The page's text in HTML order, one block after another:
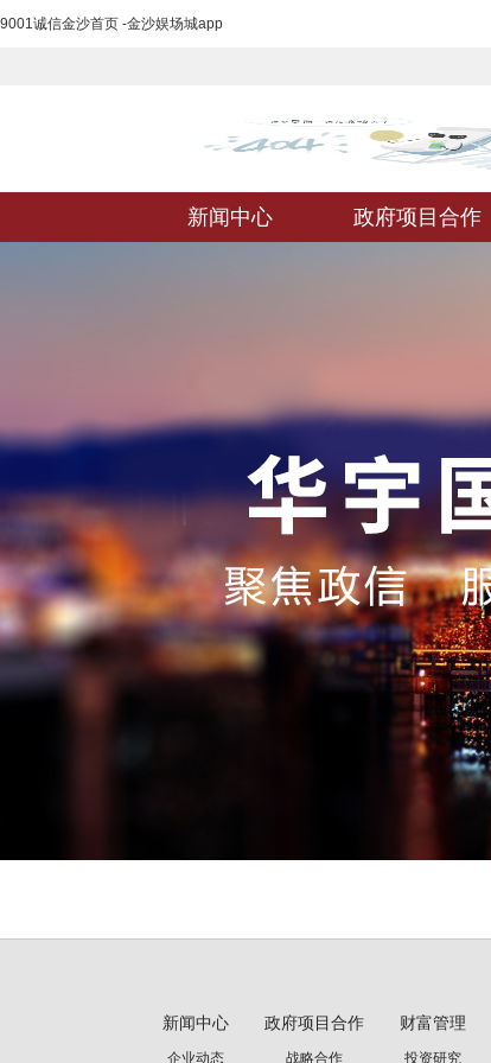
9001诚信金沙首页 -金沙娱场城app
新闻中心 政府项目合作
新闻中心
企业动态
政府项目合作
战略合作
财富管理
投资研究